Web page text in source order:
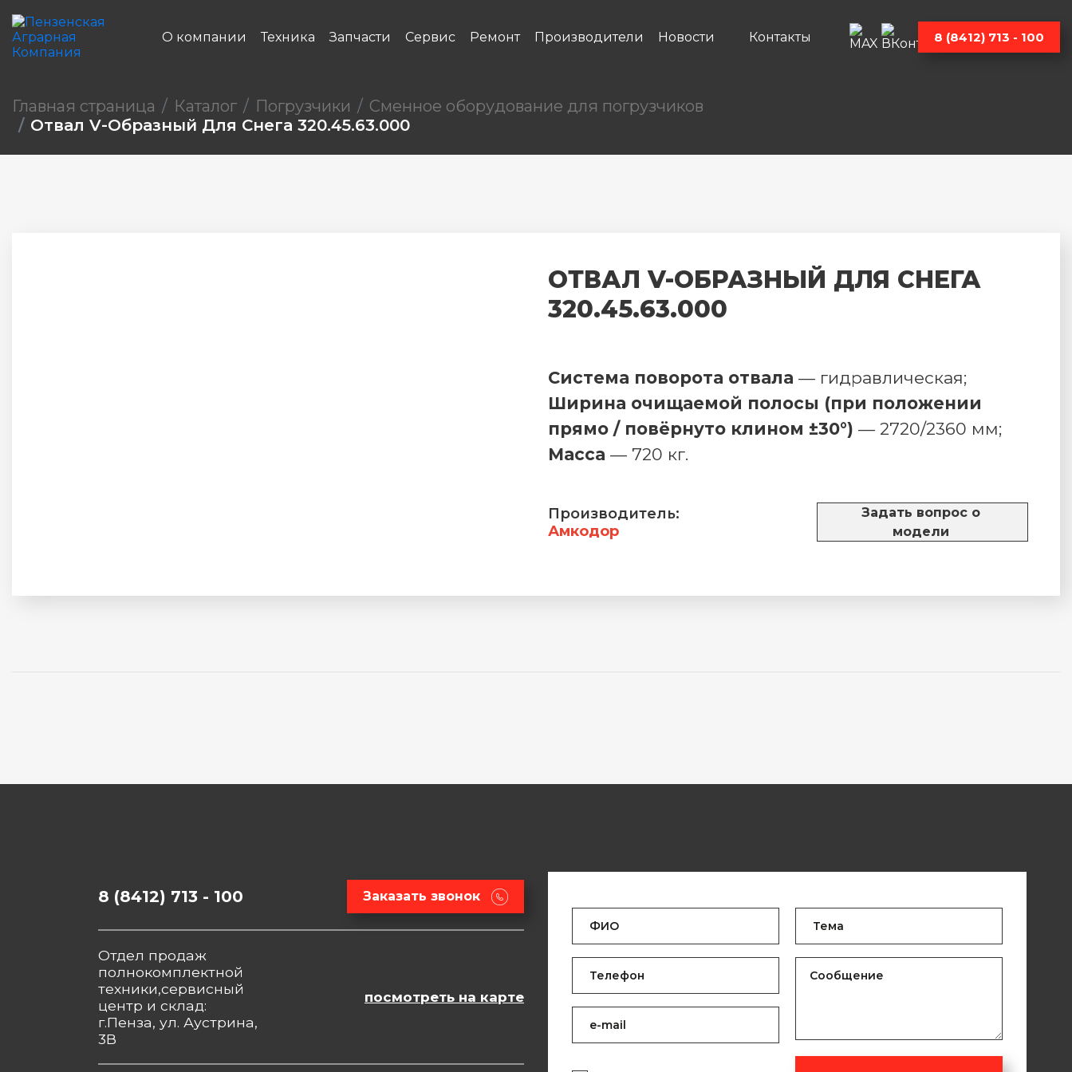
О компании Техника Запчасти Сервис Ремонт Производители Новости Контакты 8 (8412) 713 - 100
Главная страница Каталог Погрузчики
Сменное оборудование для погрузчиков
Отвал V-Образный Для Снега 320.45.63.000
ОТВАЛ V-ОБРАЗНЫЙ ДЛЯ СНЕГА
320.45.63.000
Система поворота отвала — гидравлическая;
Ширина очищаемой полосы (при положении
прямо / повёрнуто клином ±30°) — 2720/2360 мм;
Масса — 720 кг.
Производитель:
Амкодор
Задать вопрос о
модели
8 (8412) 713 - 100 Заказать звонок
Отдел продаж
полнокомплектной
техники,сервисный
центр и склад:
г.Пенза, ул. Аустрина,
3В
посмотреть на карте